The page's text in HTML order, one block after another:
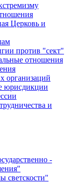
Церковь и
против "сект"
отношения
организаций
юрисдикции
и
-
светскости"